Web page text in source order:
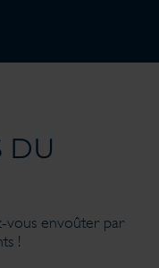
DU
vous envoûter par
!